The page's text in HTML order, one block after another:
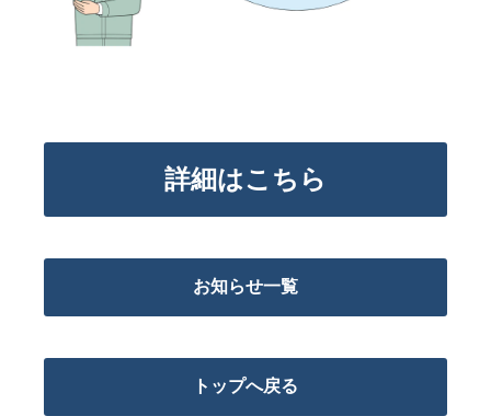
詳細はこちら
お知らせ一覧
トップへ戻る